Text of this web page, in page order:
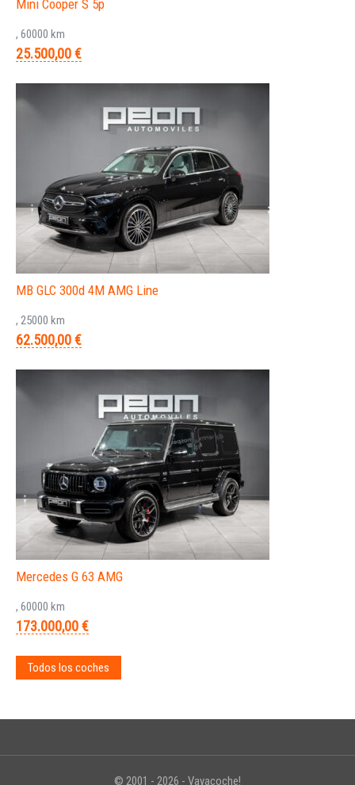
Mini Cooper S 5p
, 60000 km
25.500,00 €
MB GLC 300d 4M AMG Line
, 25000 km
62.500,00 €
Mercedes G 63 AMG
, 60000 km
173.000,00 €
Todos los coches
© 2001 - 2026 - Vayacoche!